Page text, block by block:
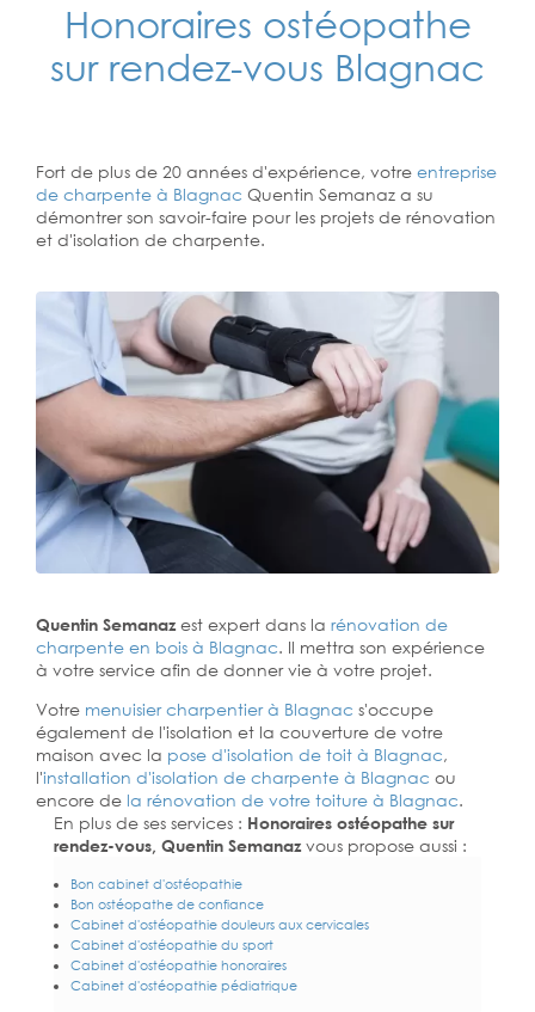
Honoraires ostéopathe
sur rendez-vous Blagnac
Fort de plus de 20 années d'expérience, votre entreprise
de charpente à Blagnac Quentin Semanaz a su
démontrer son savoir-faire pour les projets de rénovation
et d'isolation de charpente.
Quentin Semanazest expert dans la rénovation de
charpente en bois à Blagnac. Il mettra son expérience
à votre service afin de donner vie à votre projet.
Votre menuisier charpentier à Blagnac s'occupe
également de l'isolation et la couverture de votre
maison avec la pose d'isolation de toit à Blagnac,
l'installation d'isolation de charpente à Blagnac ou
encore de la rénovation de votre toiture à Blagnac.
En plus de ses services : Honoraires ostéopathe sur
rendez-vous, Quentin Semanazvous propose aussi :
Bon cabinet d'ostéopathie
Bon ostéopathe de confiance
Cabinet d'ostéopathie douleurs aux cervicales
Cabinet d'ostéopathie du sport
Cabinet d'ostéopathie honoraires
Cabinet d'ostéopathie pédiatrique